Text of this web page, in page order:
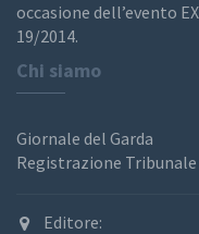
occasione dell’evento
19/2014.
Chi siamo
Giornale del Garda
Registrazione Tribunale
Editore: